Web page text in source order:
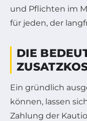
und Pflichten im
für jeden, der
DIE
Ein gründlich
können, lassen
Zahlung der